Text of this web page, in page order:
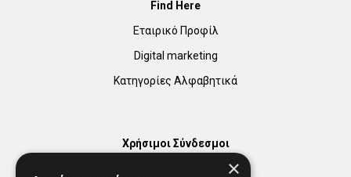
Find Here
Εταιρικό Προφίλ
Digital marketing
Κατηγορίες Αλφαβητικά
Χρήσιμοι Σύνδεσμοι
×